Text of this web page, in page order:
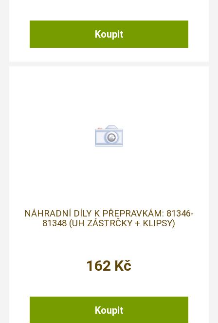
NÁHRADNÍ DÍLY K PŘEPRAVKÁM: 81346-
81348 (UH ZÁSTRČKY + KLIPSY)
162 Kč